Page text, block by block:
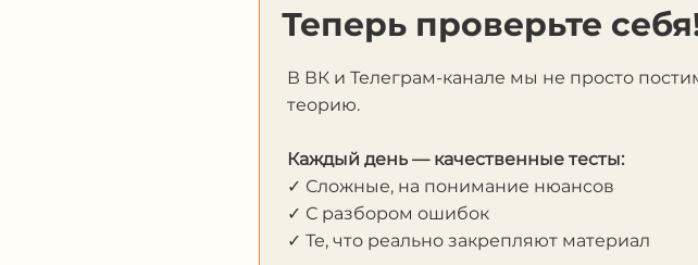
Теперь проверьте
В ВК и Телеграм-канале мы не просто
теорию.
Каждый день — качественные тесты:
✓ Сложные, на понимание нюансов
✓ С разбором ошибок
✓ Те, что реально закрепляют материал